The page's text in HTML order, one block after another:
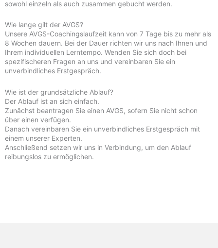
sowohl einzeln als auch zusammen gebucht werden.
Wie lange gilt der AVGS?
Unsere AVGS-Coachingslaufzeit kann von 7 Tage bis zu mehr als
8 Wochen dauern. Bei der Dauer richten wir uns nach Ihnen und
Ihrem individuellen Lerntempo. Wenden Sie sich doch bei
spezifischeren Fragen an uns und vereinbaren Sie ein
unverbindliches Erstgespräch.
Wie ist der grundsätzliche Ablauf?
Der Ablauf ist an sich einfach.
Zunächst beantragen Sie einen AVGS, sofern Sie nicht schon
über einen verfügen.
Danach vereinbaren Sie ein unverbindliches Erstgespräch mit
einem unserer Experten.
Anschließend setzen wir uns in Verbindung, um den Ablauf
reibungslos zu ermöglichen.